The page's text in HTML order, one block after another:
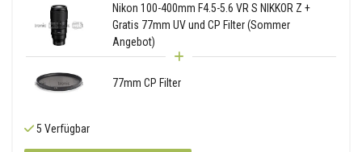
Nikon 100-400mm F4.5-5.6 VR S NIKKOR Z +
Gratis 77mm UV und CP Filter (Sommer
Angebot)
77mm CP Filter
5 Verfügbar